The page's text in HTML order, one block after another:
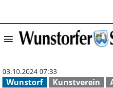
menu
Wunstorf Kunstverein
03.10.2024 07:33